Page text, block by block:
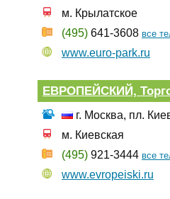
м. Крылатское
(495) 641-3608 все
www.euro-park.ru
ЕВРОПЕЙСКИЙ,
г. Москва, пл.
м. Киевская
(495) 921-3444 все
www.evropeiski.ru